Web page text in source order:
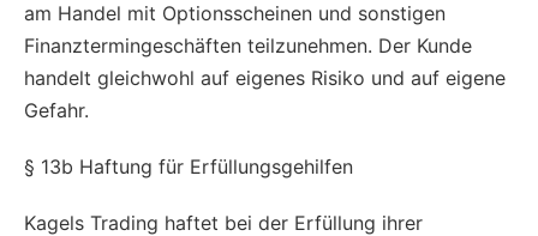
am Handel mit Optionsscheinen und sonstigen
Finanztermingeschäften teilzunehmen. Der Kunde
handelt gleichwohl auf eigenes Risiko und auf eigene
Gefahr.
§ 13b Haftung für Erfüllungsgehilfen
Kagels Trading haftet bei der Erfüllung ihrer